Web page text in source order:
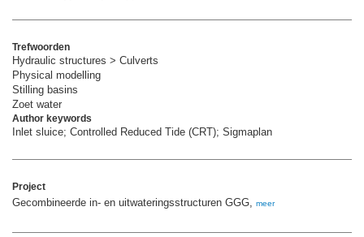
Trefwoorden
Hydraulic structures > Culverts
Physical modelling
Stilling basins
Zoet water
Author keywords
Inlet sluice; Controlled Reduced Tide (CRT); Sigmaplan
Project
Gecombineerde in- en uitwateringsstructuren GGG, meer